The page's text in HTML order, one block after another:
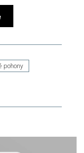
pohony